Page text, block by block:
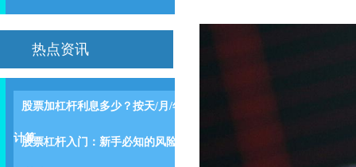
热点资讯
股票加杠杆利息多少？按天/月/年
计算
股票杠杆入门：新手必知的风险